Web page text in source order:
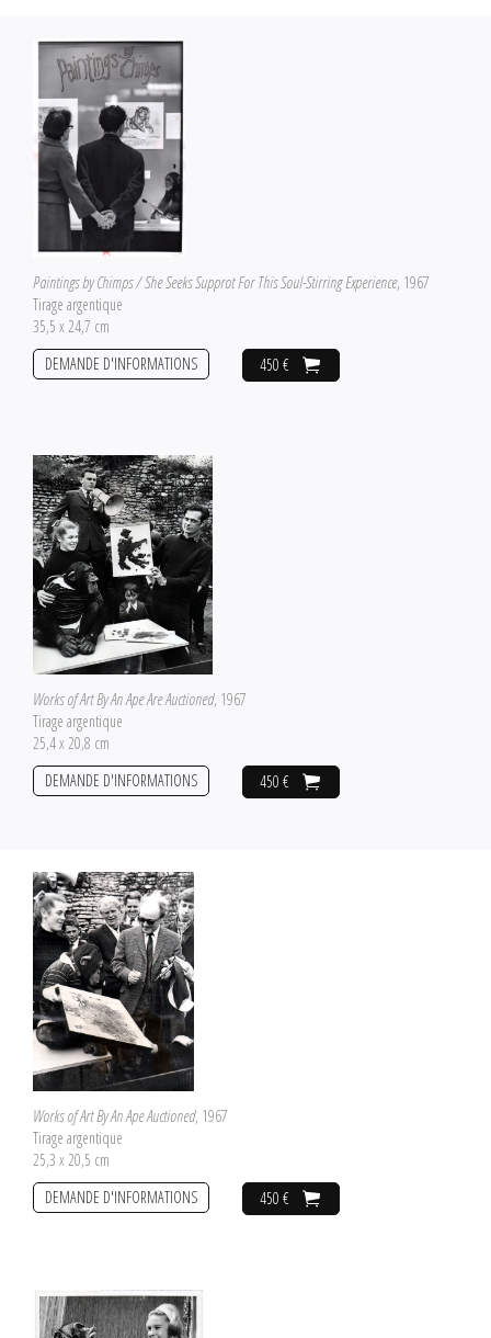
Paintings by Chimps / She Seeks Supprot For This Soul-Stirring Experience, 1967
Tirage argentique
35,5 x 24,7 cm
450 €
DEMANDE D'INFORMATIONS
Works of Art By An Ape Are Auctioned, 1967
Tirage argentique
25,4 x 20,8 cm
450 €
DEMANDE D'INFORMATIONS
Works of Art By An Ape Auctioned, 1967
Tirage argentique
25,3 x 20,5 cm
450 €
DEMANDE D'INFORMATIONS